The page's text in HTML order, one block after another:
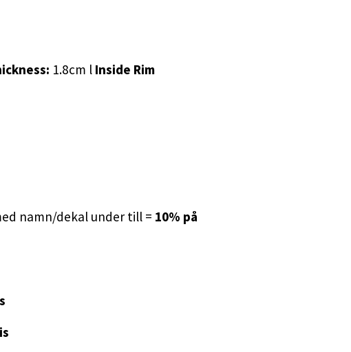
1.8cm l Inside Rim
namn/dekal under till = 10% på